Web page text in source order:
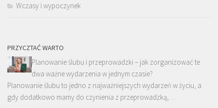
Wczasy i wypoczynek
PRZYCZTAĆ WARTO
Planowanie ślubu i przeprowadzki – jak zorganizować te
dwa ważne wydarzenia w jednym czasie?
Planowanie ślubu to jedno z najważniejszych wydarzeń w życiu, a
gdy dodatkowo mamy do czynienia z przeprowadzką, …